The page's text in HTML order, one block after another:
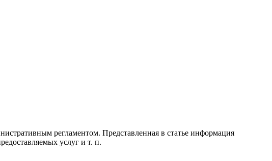
регламентом. Представленная в статье информация
услуг и т. п.